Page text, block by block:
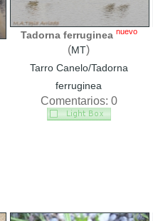
Tadorna ferruginea nuevo
(MT)
Tarro Canelo/Tadorna
ferruginea
Comentarios: 0